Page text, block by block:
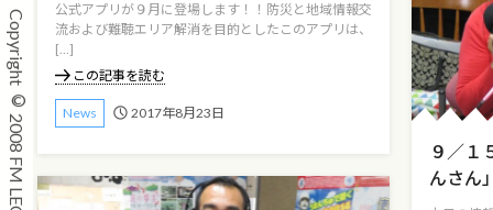
公式アプリが９月に登場します！！防災と地域情報交
流および難聴エリア解消を目的としたこのアプリは、
[…]
この記事を読む
News 2017年8月23日
９／１
んさん